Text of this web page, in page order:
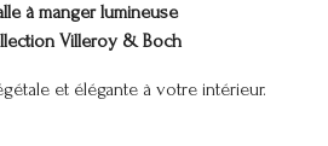
à manger lumineuse
Villeroy & Boch
et élégante à votre intérieur.